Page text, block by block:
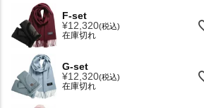
F-set
¥12,320 税込
在庫切れ
G-set
¥12,320 税込
在庫切れ